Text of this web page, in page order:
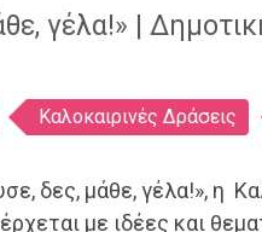
γέλα!» |
Καλοκαιρινές Δράσεις
δες, μάθε, γέλα!», η
με ιδέες και